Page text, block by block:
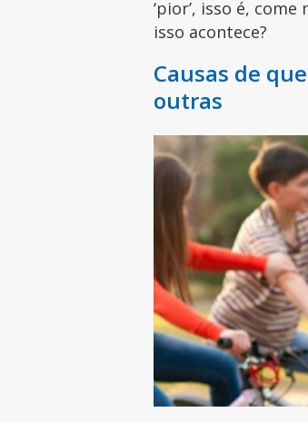
‘pior’, isso é,
isso acontece?
Causas de
outras